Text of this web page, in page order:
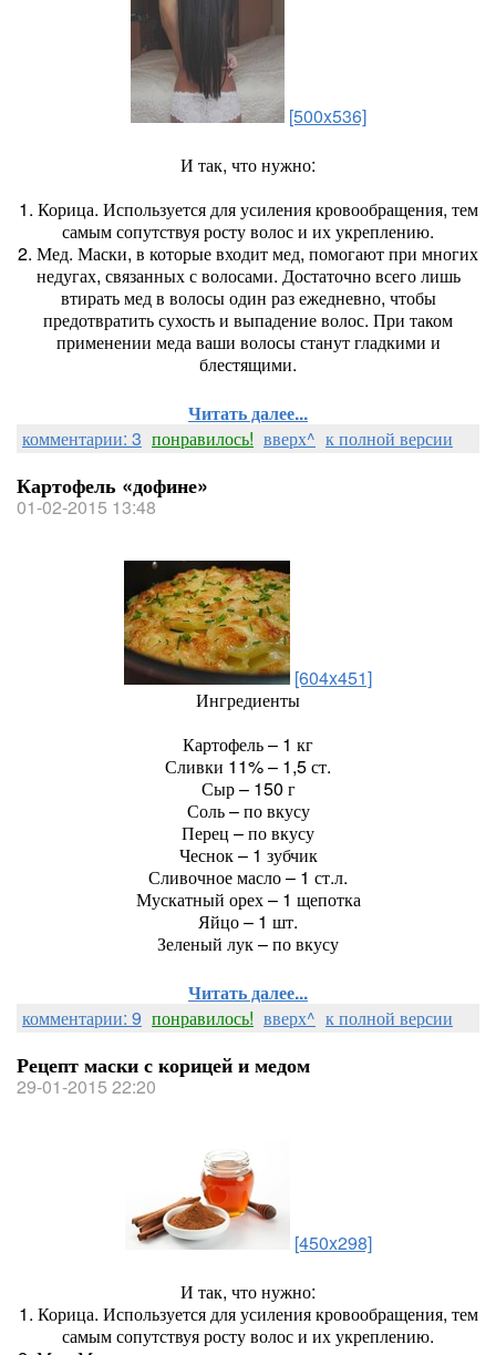
[500x536]
И так, что нужно:
1. Корица. Используется для усиления кровообращения, тем
самым сопутствуя росту волос и их укреплению.
2. Мед. Маски, в которые входит мед, помогают при многих
недугах, связанных с волосами. Достаточно всего лишь
втирать мед в волосы один раз ежедневно, чтобы
предотвратить сухость и выпадение волос. При таком
применении меда ваши волосы станут гладкими и
блестящими.
Читать далее...
комментарии: 3 понравилось! вверх^ к полной версии
Картофель «дофине»
01-02-2015 13:48
[604x451]
Ингредиенты
Картофель – 1 кг
Сливки 11% – 1,5 ст.
Сыр – 150 г
Соль – по вкусу
Перец – по вкусу
Чеснок – 1 зубчик
Сливочное масло – 1 ст.л.
Мускатный орех – 1 щепотка
Яйцо – 1 шт.
Зеленый лук – по вкусу
Читать далее...
комментарии: 9 понравилось! вверх^ к полной версии
Рецепт маски с корицей и медом
29-01-2015 22:20
[450x298]
И так, что нужно:
1. Корица. Используется для усиления кровообращения, тем
самым сопутствуя росту волос и их укреплению.